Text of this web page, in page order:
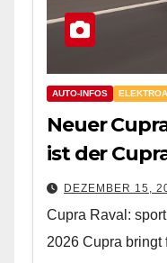
AUTO-INFOS
Neuer
ist der
DEZEMBER 15,
Cupra Raval:
2026 Cupra